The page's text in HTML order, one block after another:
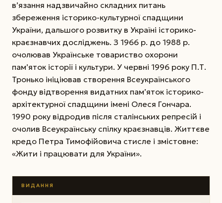
в’язання надзвичайно складних питань
збереження історико-культурної спадщини
України, дальшого розвитку в Україні історико-
краєзнавчих досліджень. З 1966 р. до 1988 р.
очолював Українське товариство охорони
пам’яток історії і культури. У червні 1996 року П.Т.
Тронько ініціював створення Всеукраїнського
фонду відтворення видатних пам’яток історико-
архітектурної спадщини імені Олеся Гончара.
1990 року відродив після сталінських репресій і
очолив Всеукраїнську спілку краєзнавців. Життєве
кредо Петра Тимофійовича стисле і змістовне:
«Жити і працювати для України».
ВИДАННЯ